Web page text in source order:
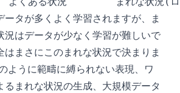
ータが多くよく学習されますが、ま
況はデータが少なく学習が難しいで
はまさにこのまれな状況で決まりま
ように範疇に縛られない表現、ワ
るまれな状況の生成、大規模データ